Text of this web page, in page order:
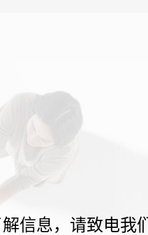
信息，请致电我